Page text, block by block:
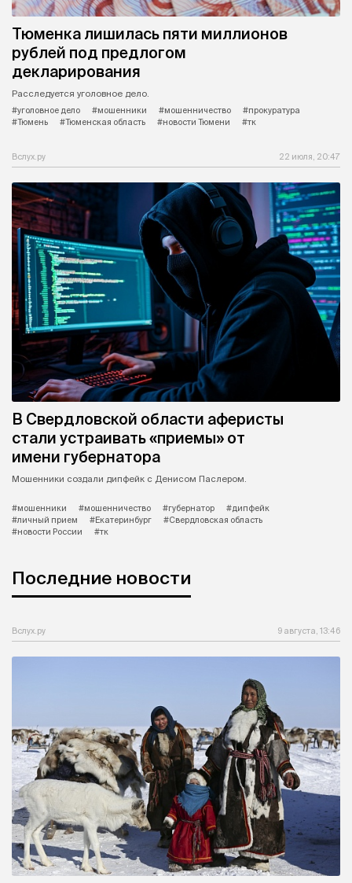
Тюменка лишилась пяти миллионов
рублей под предлогом
декларирования
Расследуется уголовное дело.
#уголовное дело
#мошенники #мошенничество
#прокуратура
#Тюмень
#Тюменская область #новости Тюмени #тк
Вслух.ру 22 июля, 20:47
В Свердловской области аферисты
стали устраивать «приемы» от
имени губернатора
Мошенники создали дипфейк с Денисом Паслером.
#мошенники #мошенничество #губернатор
#дипфейк
#личный прием
#Екатеринбург
#Свердловская область
#новости России
#тк
Последние новости
Вслух.ру 9 августа, 13:46